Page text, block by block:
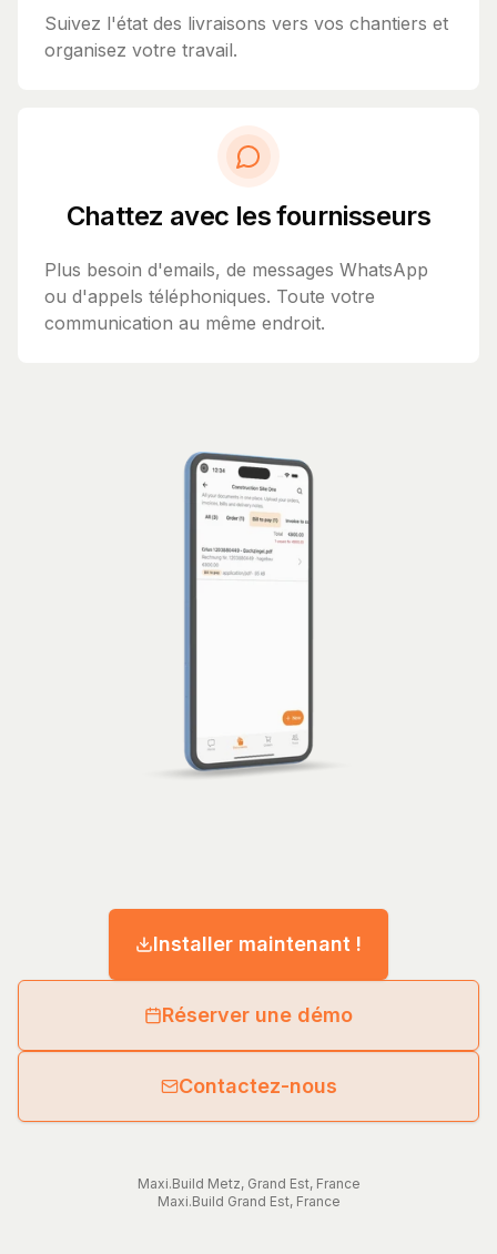
Suivez l'état des livraisons vers vos chantiers et
organisez votre travail.
Chattez avec les fournisseurs
Plus besoin d'emails, de messages WhatsApp
ou d'appels téléphoniques. Toute votre
communication au même endroit.
Installer maintenant !
Réserver une démo
Contactez-nous
Maxi.Build Metz, Grand Est, France
Maxi.Build Grand Est, France